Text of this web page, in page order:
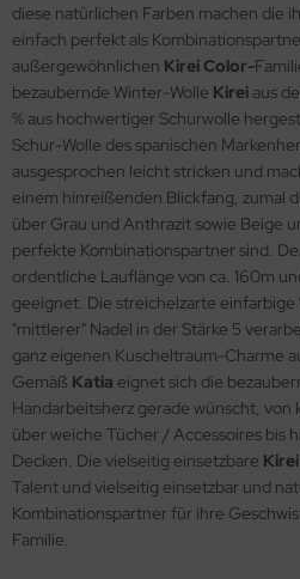
diese natürlichen Farben machen die
einfach perfekt als
außergewöhnlichen Kirei Color-
bezaubernde Winter-Wolle Kirei aus
% aus hochwertiger Schurwolle
Schur-Wolle des spanischen
ausgesprochen leicht stricken und
einem hinreißenden Blickfang, zumal
über Grau und Anthrazit sowie Beige
perfekte Kombinationspartner sind.
ordentliche Lauflänge von ca. 160m
geeignet. Die streichelzarte einfarbige
"mittlerer" Nadel in der Stärke 5
ganz eigenen Kuscheltraum-Charme
Gemäß Katia eignet sich die
Handarbeitsherz gerade wünscht, von
über weiche Tücher / Accessoires bis
Decken. Die vielseitig einsetzbare Kirei
Talent und vielseitig einsetzbar und
Kombinationspartner für ihre
Familie.